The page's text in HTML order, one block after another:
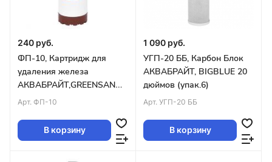
240 руб.
ФП-10, Картридж для
удаления железа
АКВАБРАЙТ,GREENSAND,
SLIM LINE 10 уп.25шт
Арт. ФП-10
В корзину
1 090 руб.
УГП-20 ББ, Карбон Блок
АКВАБРАЙТ, BIGBLUE 20
дюймов (упак.6)
Арт. УГП-20 ББ
В корзину